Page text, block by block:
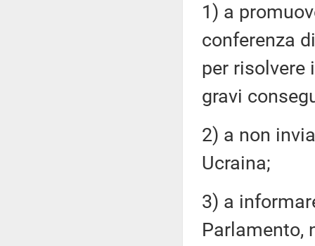
1) a
conferenza
per risolvere
gravi
2) a non
Ucraina;
3) a
Parlamento,